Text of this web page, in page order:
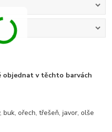
objednat v těchto barvách
buk, ořech, třešeň, javor, olše